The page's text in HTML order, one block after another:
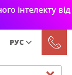
інтелекту від
РУС
Укр